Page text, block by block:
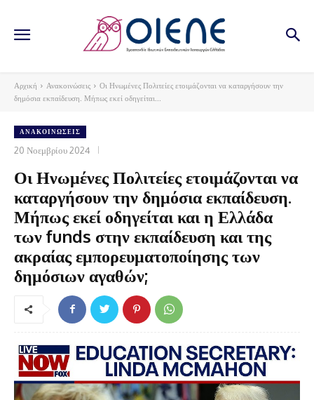
Αρχική Ανακοινώσεις
Οι Ηνωμένες Πολιτείες ετοιμάζονται να καταργήσουν την
δημόσια εκπαίδευση. Μήπως εκεί οδηγείται...
ΑΝΑΚΟΙΝΏΣΕΙΣ
20 Νοεμβρίου 2024
Οι Ηνωμένες Πολιτείες ετοιμάζονται να
καταργήσουν την δημόσια εκπαίδευση.
Μήπως εκεί οδηγείται και η Ελλάδα
των funds στην εκπαίδευση και της
ακραίας εμπορευματοποίησης των
δημόσιων αγαθών;